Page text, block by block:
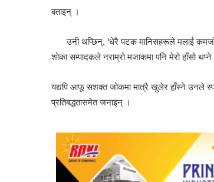
बताइन् ।
उनी थप्छिन्, ‘धेरै पटक मानिसहरूले मलाई
शोका सम्पादकले नराम्रो मजाकमा पनि मेरो हाँसो थप्ने
यद्यपि आफू सशक्त जोकमा मात्रै खुलेर हाँस्ने उनले
प्रतिबद्धतासमेत जनाइन् ।